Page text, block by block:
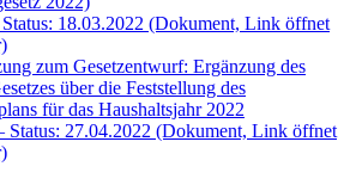
Mittel für Ministerium
auf
Oppositionsfraktionen hat der Bundestag
, nach zweiter Beratung den Etat 2022
der Finanzen